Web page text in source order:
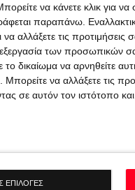
να κάνετε κλικ για να
παραπάνω.
αλλάξετε τις προτιμήσεις
των προσωπικών
δικαίωμα να αρνηθείτε
Μπορείτε να αλλάξετε τις
σε αυτόν τον ιστότοπο
ΕΠΙΛΟΓΕΣ